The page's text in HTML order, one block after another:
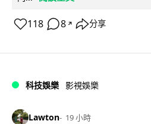
118 8 ↗ 分享
科技娛樂 影視娛樂
Lawton 19 小時